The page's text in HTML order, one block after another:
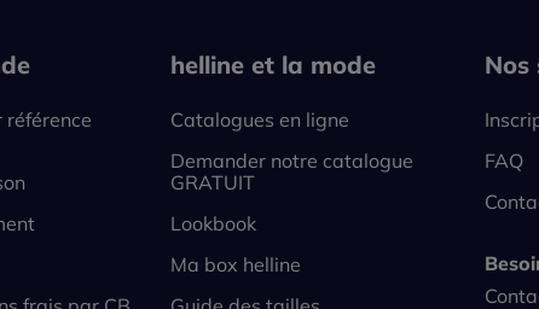
référence
helline et la mode
Catalogues en ligne
Demander notre catalogue
GRATUIT
Lookbook
Ma box helline
Nos
FAQ